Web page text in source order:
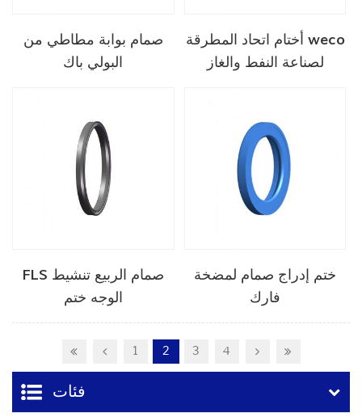
صمام بوابة مطاطي من
البولي باك
أختام اتحاد المطرقة weco
لصناعة النفط والغاز
FLS صمام الربيع تنشيط
الوجه ختم
ختم إدراج صمام لمضخة
فارك
1 2 3 4
فئات